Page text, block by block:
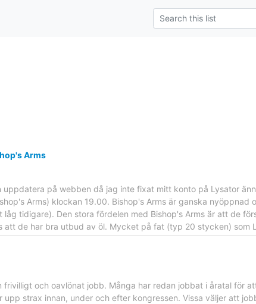
Arms
uppdatera på webben då jag inte fixat mitt konto på Lysator
Arms) klockan 19.00. Bishop's Arms är ganska nyöppnad
tidigare). Den stora fördelen med Bishop's Arms är att de
att de har bra utbud av öl. Mycket på fat (typ 20 stycken) som
frivilligt och oavlönat jobb. Många har redan jobbat i åratal för
upp strax innan, under och efter kongressen. Vissa väljer att